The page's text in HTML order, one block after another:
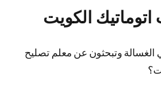
الكويت
وتبحثون عن معلم تصليح